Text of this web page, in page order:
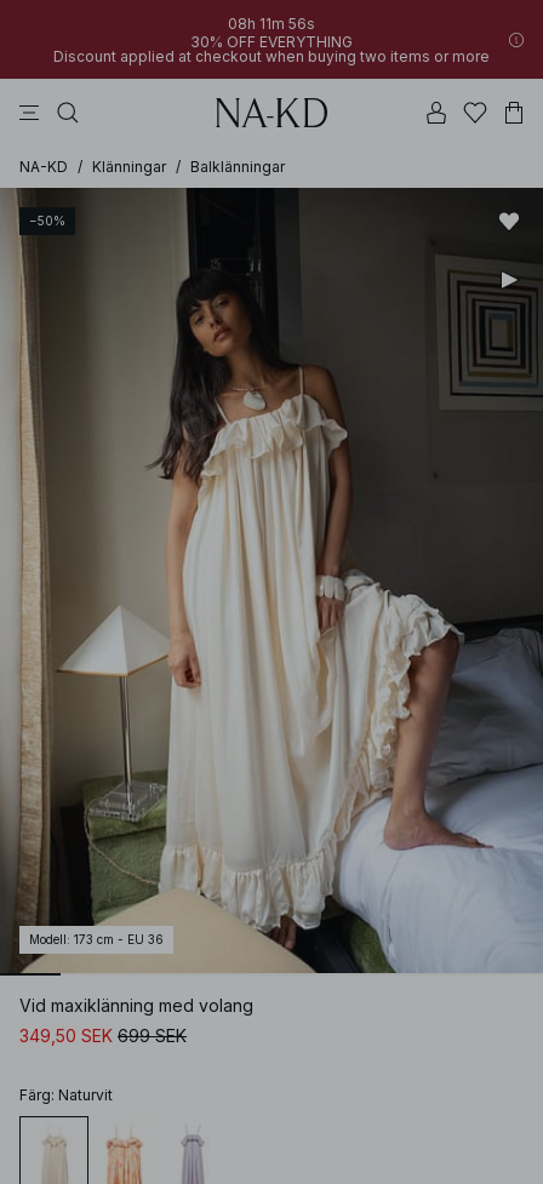
08h 11m 56s
30% OFF EVERYTHING
Discount applied at checkout when buying two items or more
NA-KD / Klänningar / Balklänningar
−50%
Modell : 173 cm - EU 36
Vid maxiklänning med volang
349,50 SEK 699 SEK
Färg: Naturvit